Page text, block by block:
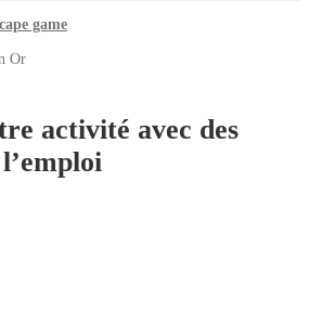
game
Or
activité avec des